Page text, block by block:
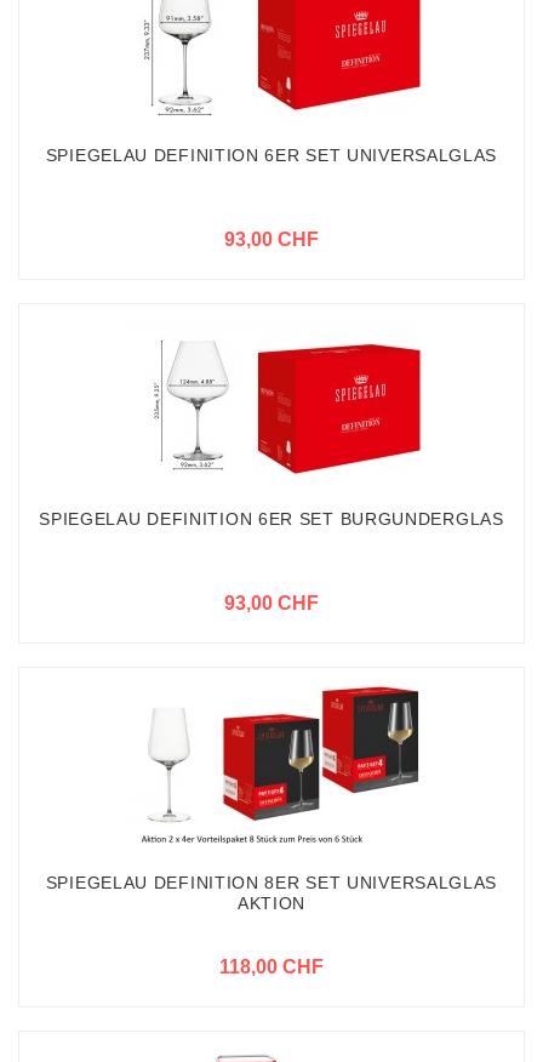
SPIEGELAU DEFINITION 6ER SET UNIVERSALGLAS
93,00 CHF
SPIEGELAU DEFINITION 6ER SET BURGUNDERGLAS
93,00 CHF
SPIEGELAU DEFINITION 8ER SET UNIVERSALGLAS
AKTION
118,00 CHF